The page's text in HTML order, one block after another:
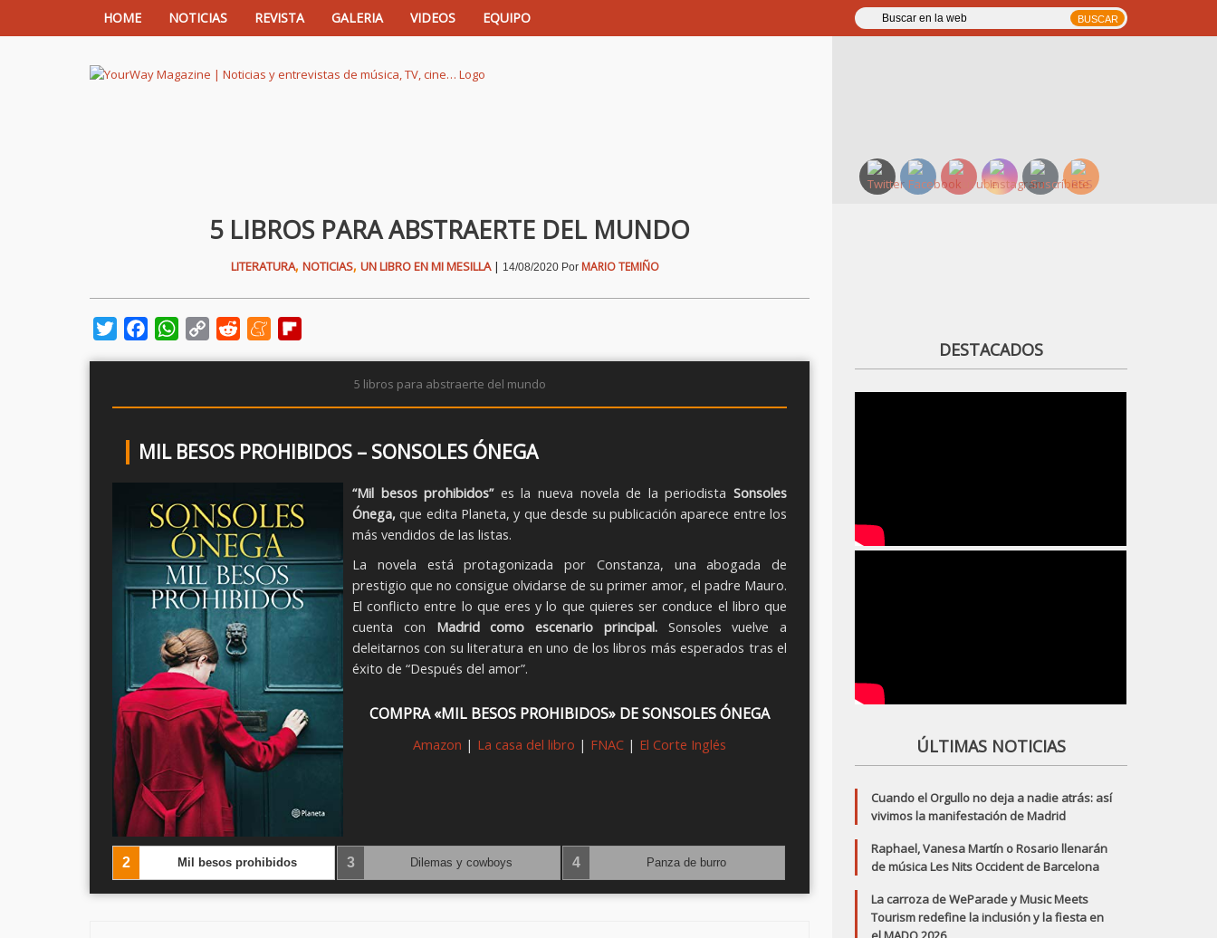
HOME NOTICIAS REVISTA GALERIA VIDEOS EQUIPO
5 LIBROS PARA ABSTRAERTE DEL MUNDO
LITERATURA, NOTICIAS, UN LIBRO EN MI MESILLA| 14/08/2020 Por MARIO TEMIÑO
TwitterFacebookWhatsApp
Copy
Reddit Meneame
5 libros para abstraerte del mundo
MIL BESOS PROHIBIDOS – SONSOLES ÓNEGA
“Mil besos prohibidos”es la nueva novela de la periodistaSonsoles
Ónega, que edita Planeta, y que desde su publicación aparece entre los
más vendidos de las listas.
La novela está protagonizada por Constanza, una abogada de
prestigio que no consigue olvidarse de su primer amor, el padre Mauro.
El conflicto entre lo que eres y lo que quieres ser conduce el libro que
cuenta con Madrid como escenario principal.Sonsoles vuelve a
deleitarnos con su literatura en uno de los libros más esperados tras el
éxito de “Después del amor”.
COMPRA «MIL BESOS PROHIBIDOS» DE SONSOLES ÓNEGA
Amazon | La casa del libro | FNAC | El Corte Inglés
2 Mil besos prohibidos 3 Dilemas y cowboys 4 Panza de burro Daddy Issues
DESTACADOS
ÚLTIMAS NOTICIAS
Cuando el Orgullo no deja a nadie atrás: así
vivimos la manifestación de Madrid
Raphael, Vanesa Martín o Rosario llenarán
de música Les Nits Occident de Barcelona
La carroza de WeParade y Music Meets
Tourism redefine la inclusión y la fiesta en